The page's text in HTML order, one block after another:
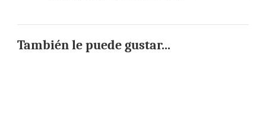
También le puede gustar...